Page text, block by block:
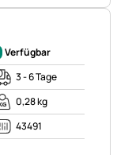
Verfügbar
3 - 6 Tage
0,28 kg
43491